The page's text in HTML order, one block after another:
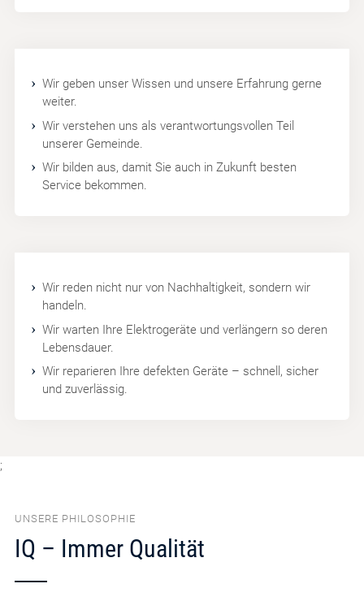
Wir geben unser Wissen und unsere Erfahrung gerne
weiter.
Wir verstehen uns als verantwortungsvollen Teil
unserer Gemeinde.
Wir bilden aus, damit Sie auch in Zukunft besten
Service bekommen.
Wir reden nicht nur von Nachhaltigkeit, sondern wir
handeln.
Wir warten Ihre Elektrogeräte und verlängern so deren
Lebensdauer.
Wir reparieren Ihre defekten Geräte – schnell, sicher
und zuverlässig.
;
UNSERE PHILOSOPHIE
IQ – Immer Qualität